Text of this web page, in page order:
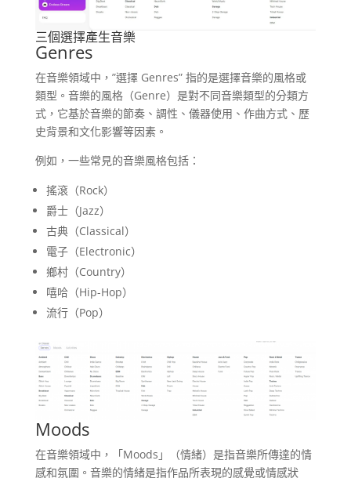
三個選擇產生音樂
Genres
在音樂領域中，”選擇 Genres” 指的是選擇音樂的風格或
類型。音樂的風格（Genre）是對不同音樂類型的分類方
式，它基於音樂的節奏、調性、儀器使用、作曲方式、歷
史背景和文化影響等因素。
例如，一些常見的音樂風格包括：
搖滾（Rock）
爵士（Jazz）
古典（Classical）
電子（Electronic）
鄉村（Country）
嘻哈（Hip-Hop）
流行（Pop）
Moods
在音樂領域中，「Moods」（情緒）是指音樂所傳達的情
感和氛圍。音樂的情緒是指作品所表現的感覺或情感狀